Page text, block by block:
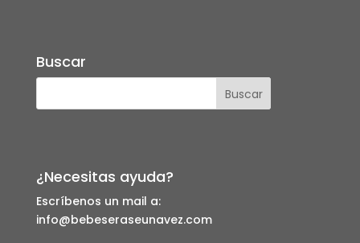
Buscar
¿Necesitas ayuda?
Escríbenos un mail a:
info@bebeseraseunavez.com